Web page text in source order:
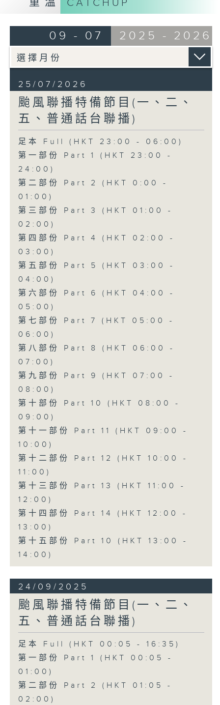
CATCHUP
09 - 07 2025 - 2026
25/07/2026
颱風聯播特備節目(一、二、
五、普通話台聯播)
足本 Full (HKT 23:00 - 06:00)
第一部份 Part 1 (HKT 23:00 -
24:00)
第二部份 Part 2 (HKT 0:00 -
01:00)
第三部份 Part 3 (HKT 01:00 -
02:00)
第四部份 Part 4 (HKT 02:00 -
03:00)
第五部份 Part 5 (HKT 03:00 -
04:00)
第六部份 Part 6 (HKT 04:00 -
05:00)
第七部份 Part 7 (HKT 05:00 -
06:00)
第八部份 Part 8 (HKT 06:00 -
07:00)
第九部份 Part 9 (HKT 07:00 -
08:00)
第十部份 Part 10 (HKT 08:00 -
09:00)
第十一部份 Part 11 (HKT 09:00 -
10:00)
第十二部份 Part 12 (HKT 10:00 -
11:00)
第十三部份 Part 13 (HKT 11:00 -
12:00)
第十四部份 Part 14 (HKT 12:00 -
13:00)
第十五部份 Part 10 (HKT 13:00 -
14:00)
24/09/2025
颱風聯播特備節目(一、二、
五、普通話台聯播)
足本 Full (HKT 00:05 - 16:35)
第一部份 Part 1 (HKT 00:05 -
01:00)
第二部份 Part 2 (HKT 01:05 -
02:00)